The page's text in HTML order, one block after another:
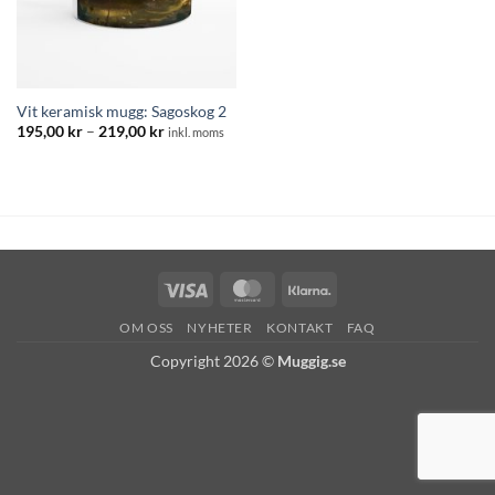
Vit keramisk mugg: Sagoskog 2
195,00 kr – 219,00 krPrisintervall:
inkl. moms
Visa MasterCard
OM OSS NYHETER KONTAKT FAQ
Copyright 2026 © Muggig.se